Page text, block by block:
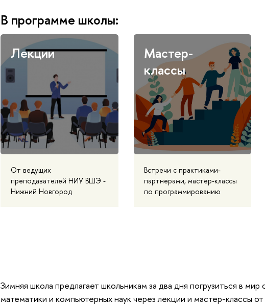
программе школы:
Лекции
От ведущих
преподавателей НИУ ВШЭ -
Нижний Новгород
Мастер-
классы
стречи с практиками-
партнерами, мастер-классы
по программированию
Зимняя школа предлагает школьникам за два дня погрузиться в мир
математики и компьютерных наук через лекции и мастер-классы